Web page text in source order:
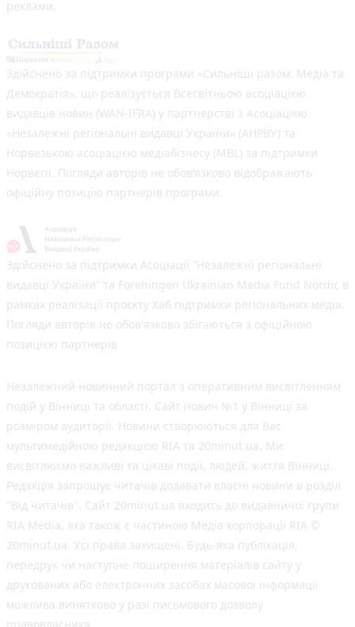
реклами.
Здійснено за підтримки програми «Сильніші разом: Медіа та
Демократія», що реалізується Всесвітньою асоціацією
видавців новин (WAN-IFRA) у партнерстві з Асоціацією
«Незалежні регіональні видавці України» (АНРВУ) та
Норвезькою асоціацією медіабізнесу (MBL) за підтримки
Норвегії. Погляди авторів не обов’язково відображають
офіційну позицію партнерів програми.
Здійснено за підтримки Асоціації “Незалежні регіональні
видавці України” та Foreningen Ukrainian Media Fund Nordic в
рамках реалізації проєкту Хаб підтримки регіональних медіа.
Погляди авторів не обов'язково збігаються з офіційною
позицією партнерів
Незалежний новинний портал з оперативним висвітленням
подій у Вінниці та області. Сайт новин №1 у Вінниці за
розміром аудиторії. Новини створюються для Вас
мультимедійною редакцією RIA та 20minut.ua. Ми
висвітлюємо важливі та цікаві події, людей, життя Вінниці.
Редакція запрошує читачів додавати власні новини в розділ
"Від читачів". Сайт 20minut.ua входить до видавничої групи
RIA Media, яка також є частиною Медіа корпорації RIA ©
20minut.ua. Усі права захищені. Будь-яка публiкацiя,
передрук чи наступне поширення матеріалів сайту у
друкованих або електронних засобах масової інформації
можлива винятково у разі письмового дозволу